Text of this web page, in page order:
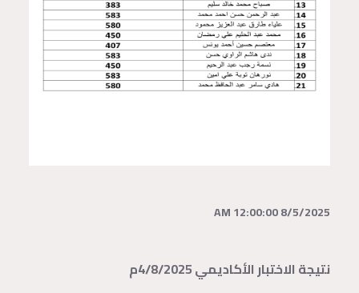
8/5/2025 12:00:00 AM
نتيجة الاختبار الأكاديمي 4/8/2025م